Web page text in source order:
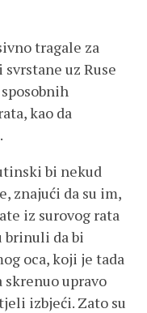
tragale za
uz Ruse
kao da
bi nekud
znajući da su im,
iz surovog rata
brinuli da bi
oca, koji je tada
upravo
izbjeći. Zato su